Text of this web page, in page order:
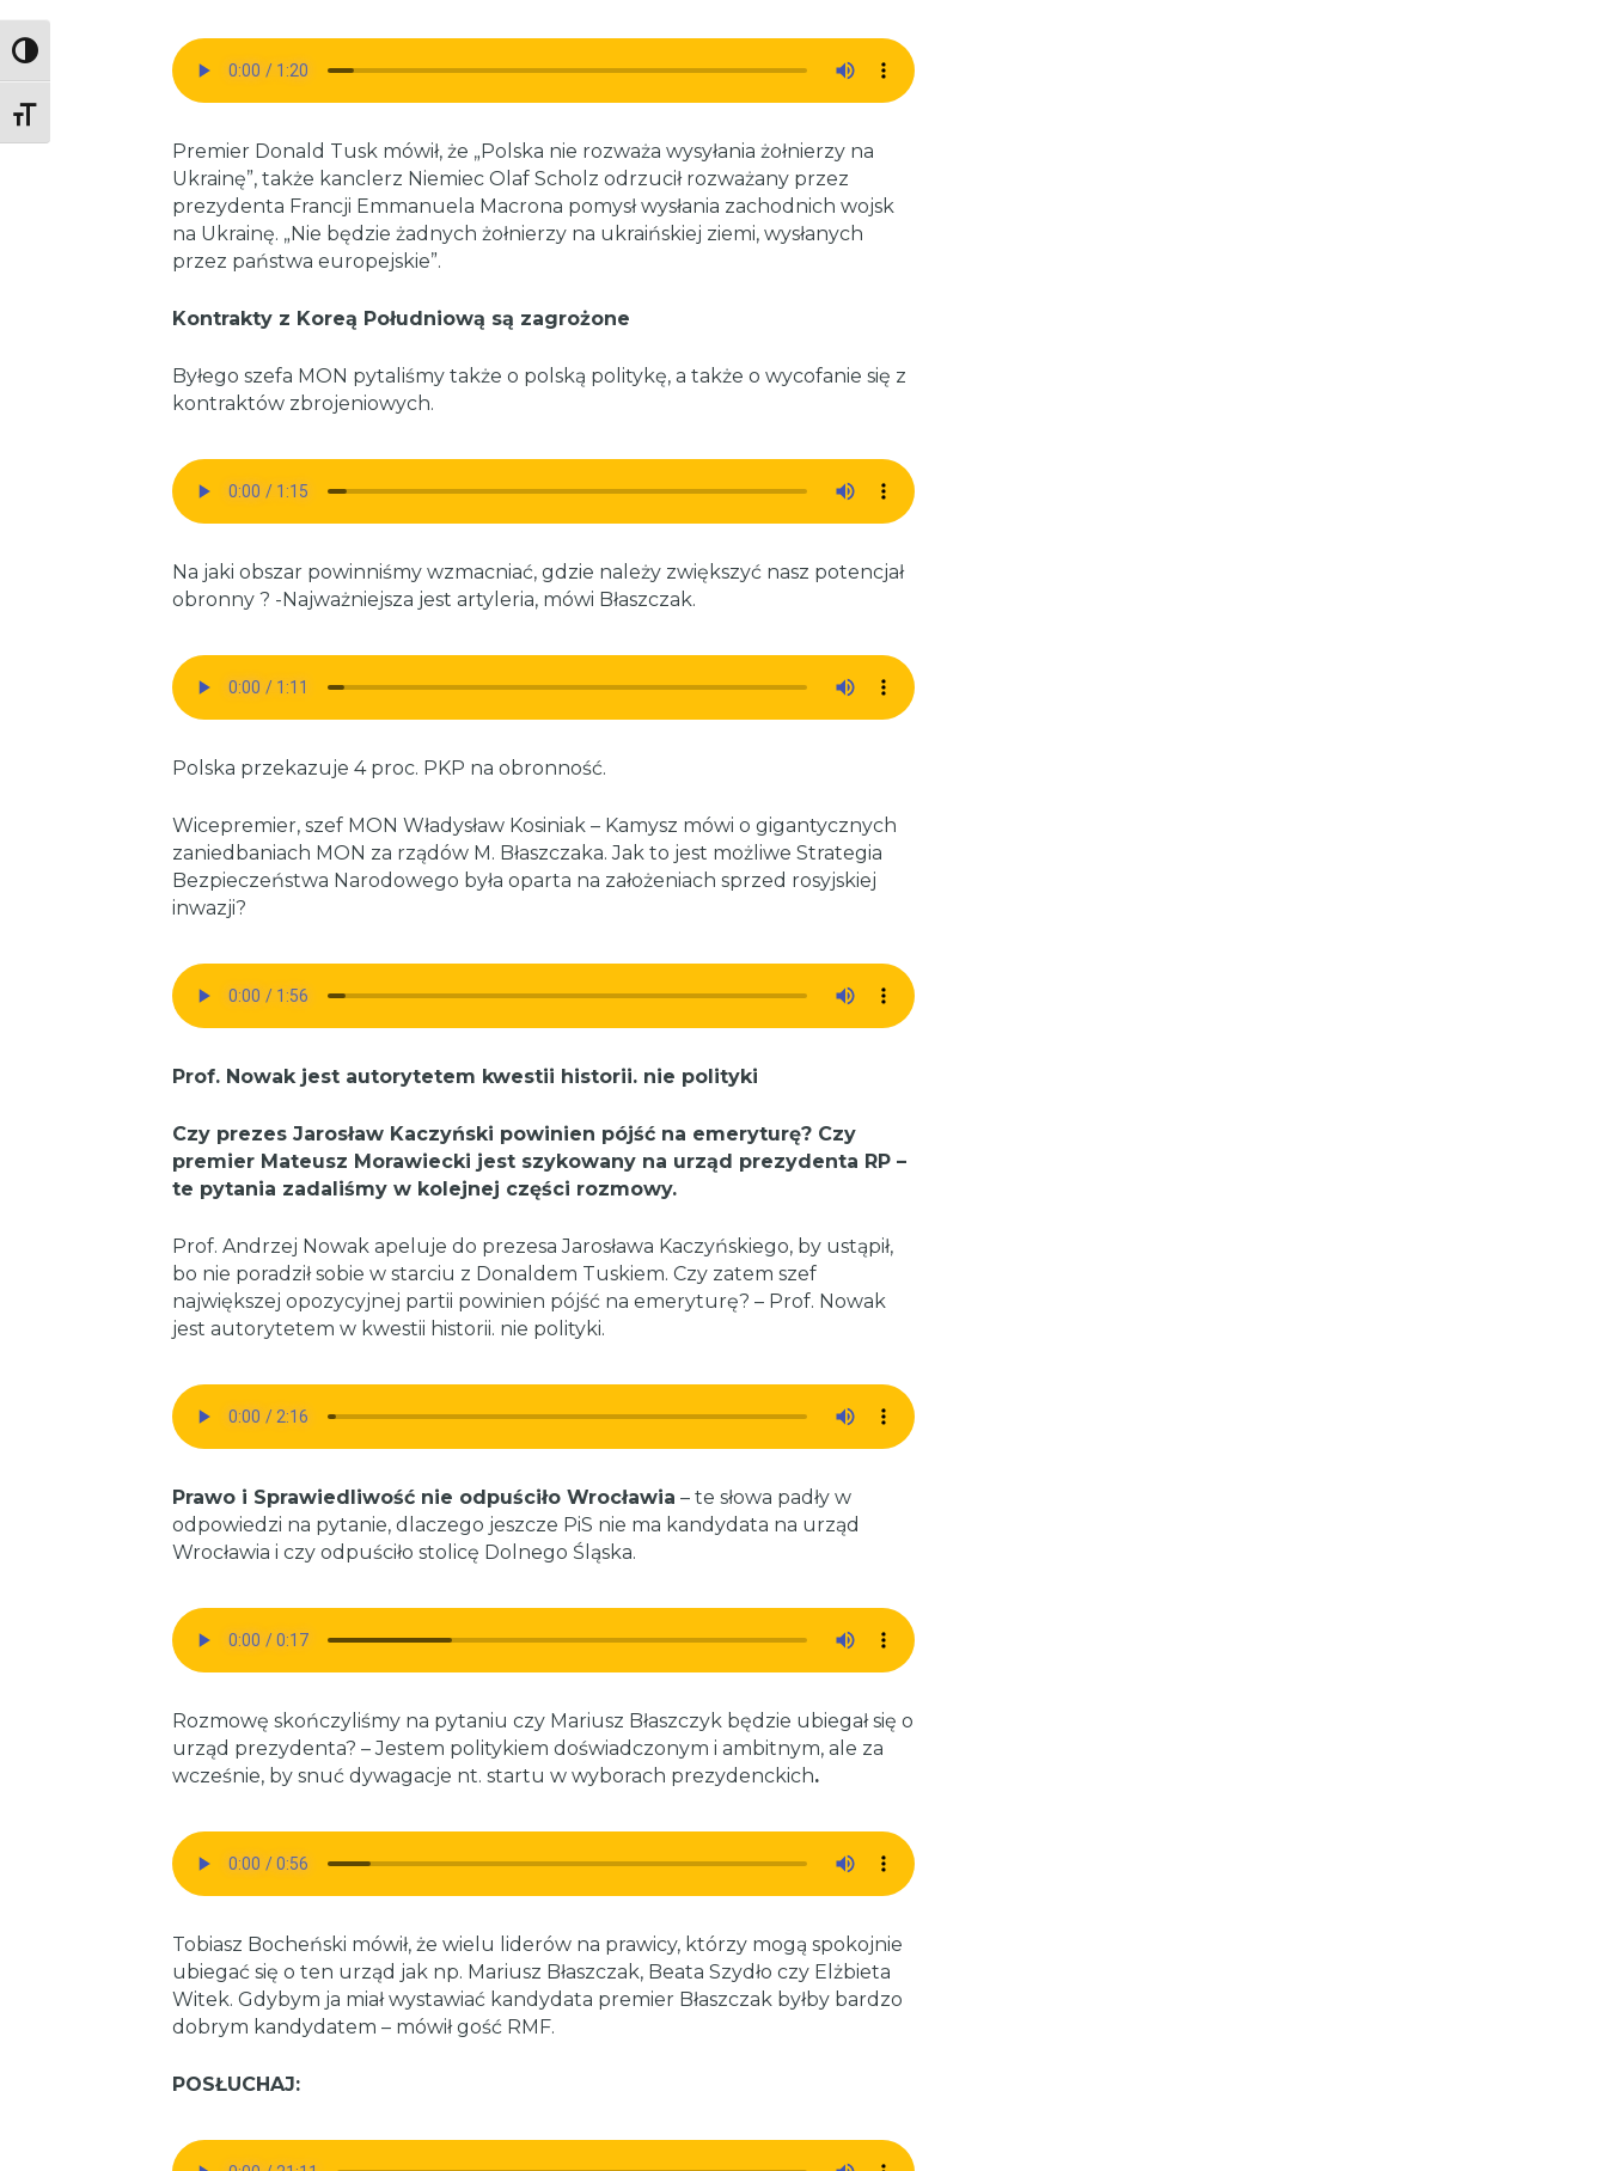
Toggle High Contrast
Toggle Font size
Premier Donald Tusk mówił, że „Polska nie rozważa wysyłania żołnierzy na
Ukrainę”, także kanclerz Niemiec Olaf Scholz odrzucił rozważany przez
prezydenta Francji Emmanuela Macrona pomysł wysłania zachodnich wojsk
na Ukrainę. „Nie będzie żadnych żołnierzy na ukraińskiej ziemi, wysłanych
przez państwa europejskie”.
Kontrakty z Koreą Południową są zagrożone
Byłego szefa MON pytaliśmy także o polską politykę, a także o wycofanie się z
kontraktów zbrojeniowych.
Na jaki obszar powinniśmy wzmacniać, gdzie należy zwiększyć nasz potencjał
obronny ? -Najważniejsza jest artyleria, mówi Błaszczak.
Polska przekazuje 4 proc. PKP na obronność.
Wicepremier, szef MON Władysław Kosiniak – Kamysz mówi o gigantycznych
zaniedbaniach MON za rządów M. Błaszczaka. Jak to jest możliwe Strategia
Bezpieczeństwa Narodowego była oparta na założeniach sprzed rosyjskiej
inwazji?
Prof. Nowak jest autorytetem kwestii historii. nie polityki
Czy prezes Jarosław Kaczyński powinien pójść na emeryturę? Czy
premier Mateusz Morawiecki jest szykowany na urząd prezydenta RP –
te pytania zadaliśmy w kolejnej części rozmowy.
Prof. Andrzej Nowak apeluje do prezesa Jarosława Kaczyńskiego, by ustąpił,
bo nie poradził sobie w starciu z Donaldem Tuskiem. Czy zatem szef
największej opozycyjnej partii powinien pójść na emeryturę? – Prof. Nowak
jest autorytetem w kwestii historii. nie polityki.
Prawo i Sprawiedliwość nie odpuściło Wrocławia – te słowa padły w
odpowiedzi na pytanie, dlaczego jeszcze PiS nie ma kandydata na urząd
Wrocławia i czy odpuściło stolicę Dolnego Śląska.
Rozmowę skończyliśmy na pytaniu czy Mariusz Błaszczyk będzie ubiegał się o
urząd prezydenta? – Jestem politykiem doświadczonym i ambitnym, ale za
wcześnie, by snuć dywagacje nt. startu w wyborach prezydenckich.
Tobiasz Bocheński mówił, że wielu liderów na prawicy, którzy mogą spokojnie
ubiegać się o ten urząd jak np. Mariusz Błaszczak, Beata Szydło czy Elżbieta
Witek. Gdybym ja miał wystawiać kandydata premier Błaszczak byłby bardzo
dobrym kandydatem – mówił gość RMF.
POSŁUCHAJ: